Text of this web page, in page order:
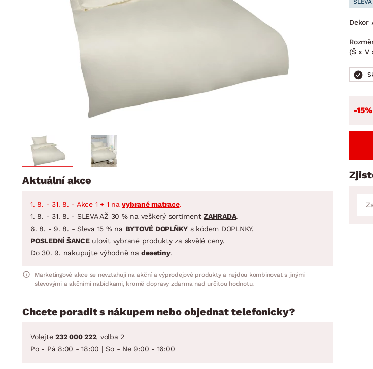
Dětský pokoj
Předsíň, šatna a chodba
Koupelna
Zahrada
Domácnost
BYTOVÝ TEXTIL DOMÁCÍ SPOTŘEBIČE
Dekor
(Š x V
-15%
Aktuální akce
1. 8. - 31. 8. - Akce 1 + 1 navybrané matrace.
1. 8. - 31. 8. - SLEVA AŽ 30 % na veškerý sortiment ZAHRADA.
6. 8. - 9. 8. - Sleva 15 % na BYTOVÉ DOPLŇKY s kódem DOPLNKY.
POSLEDNÍ ŠANCEulovit vybrané produkty za skvělé ceny.
Do 30. 9. nakupujte výhodně nadesetiny.
Marketingové akce se nevztahují na akční a výprodejové produkty a nejdou kombinovat s jinými
slevovými a akčními nabídkami, kromě dopravy zdarma nad určitou hodnotu.
Chcete poradit s nákupem nebo objednat telefonicky?
Volejte 232 000 222, volba 2
Po - Pá 8:00 - 18:00 | So - Ne 9:00 - 16:00